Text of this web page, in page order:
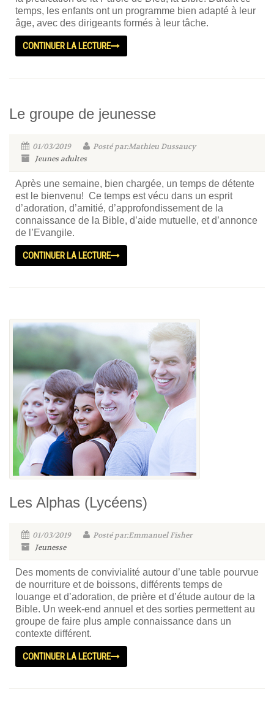
temps, les enfants ont un programme bien adapté à leur
âge, avec des dirigeants formés à leur tâche.
CONTINUER LA LECTURE
Le groupe de jeunesse
01/03/2019
Posté par:Mathieu Dussaucy
Jeunes adultes
Après une semaine, bien chargée, un temps de détente
est le bienvenu! Ce temps est vécu dans un esprit
d’adoration, d’amitié, d’approfondissement de la
connaissance de la Bible, d’aide mutuelle, et d’annonce
de l’Evangile.
CONTINUER LA LECTURE
Les Alphas (Lycéens)
01/03/2019
Posté par:Emmanuel Fisher
Jeunesse
Des moments de convivialité autour d’une table pourvue
de nourriture et de boissons, différents temps de
louange et d’adoration, de prière et d’étude autour de la
Bible. Un week-end annuel et des sorties permettent au
groupe de faire plus ample connaissance dans un
contexte différent.
CONTINUER LA LECTURE